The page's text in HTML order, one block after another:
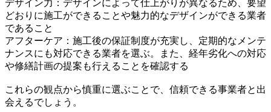
デザイン力：デザインによって仕上がりが異なるため、要望
どおりに施工ができることや魅力的なデザインができる業者
であること
アフターケア：施工後の保証制度が充実し、定期的なメンテ
ナンスにも対応できる業者を選ぶ。また、経年劣化への対応
や修繕計画の提案も行えることを確認する
これらの観点から慎重に選ぶことで、信頼できる事業者と出
会えるでしょう。